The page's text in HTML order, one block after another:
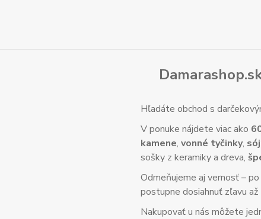
Hľadáte obchod s
V ponuke nájdete viac ako
kamene, vonné tyčinky,
sošky z keramiky a dreva,
Odmeňujeme aj vernosť –
postupne dosiahnuť zľavu až
Nakupovať u nás môžete